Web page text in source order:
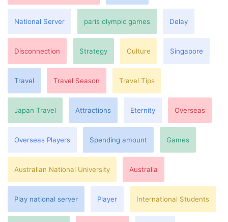
National Server paris olympic games Delay
Disconnection Strategy Culture Singapore
Travel Travel Season Travel Tips
Japan Travel Attractions Eternity Overseas
Overseas Players Spending amount Games
Australian National University Australia
Play national server Player International Students